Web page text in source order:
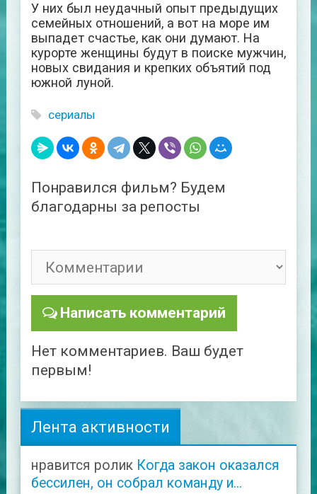
У них был неудачный опыт предыдущих
семейных отношений, а вот на море им
выпадет счастье, как они думают. На
курорте женщины будут в поиске мужчин,
новых свидания и крепких объятий под
южной луной.
сериалы
Понравился фильм? Будем
благодарны за репосты
Написать комментарий
Нет комментариев. Ваш будет
первым!
Лента активности
нравится ролик Когда закон оказался
бессилен, он собрал команду и...